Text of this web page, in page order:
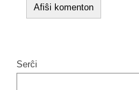
Serĉi